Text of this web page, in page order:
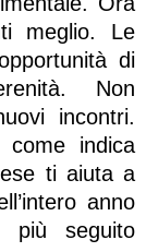
meglio. Le
di
Non
incontri.
indica
ti aiuta a
anno
più seguito